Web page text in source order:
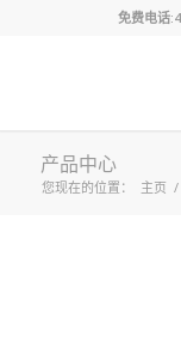
免费电话
产品中心
您现在的位置： 主页 /